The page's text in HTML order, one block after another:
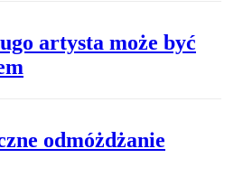
artysta może być
odmóżdżanie